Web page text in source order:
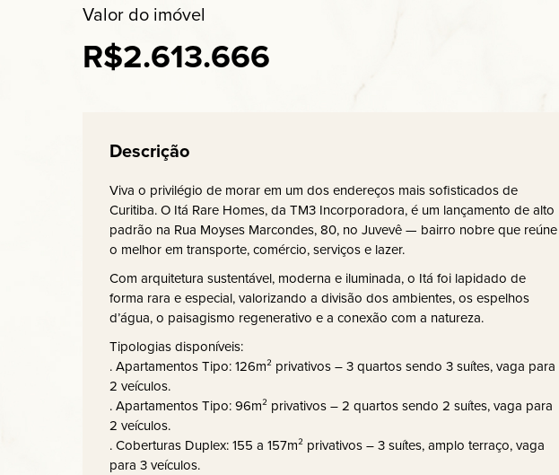
Valor do imóvel
R$2.613.666
Descrição
Viva o privilégio de morar em um dos endereços mais sofisticados de
Curitiba. O Itá Rare Homes, da TM3 Incorporadora, é um lançamento de alto
padrão na Rua Moyses Marcondes, 80, no Juvevê — bairro nobre que reúne
o melhor em transporte, comércio, serviços e lazer.
Com arquitetura sustentável, moderna e iluminada, o Itá foi lapidado de
forma rara e especial, valorizando a divisão dos ambientes, os espelhos
d’água, o paisagismo regenerativo e a conexão com a natureza.
Tipologias disponíveis:
. Apartamentos Tipo: 126m² privativos – 3 quartos sendo 3 suítes, vaga para
2 veículos.
. Apartamentos Tipo: 96m² privativos – 2 quartos sendo 2 suítes, vaga para
2 veículos.
. Coberturas Duplex: 155 a 157m² privativos – 3 suítes, amplo terraço, vaga
para 3 veículos.